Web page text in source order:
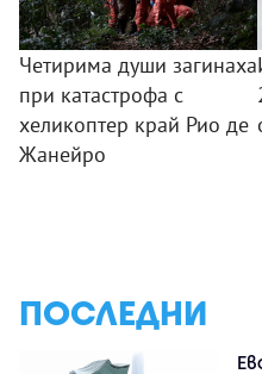
Четирима души загинаха
при катастрофа с
хеликоптер край Рио де
Жанейро
ПОСЛЕДНИ